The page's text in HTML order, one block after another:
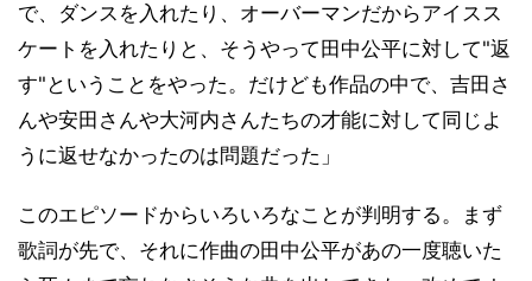
で、ダンスを入れたり、オーバーマンだからアイスス
ケートを入れたりと、そうやって田中公平に対して"返
す"ということをやった。だけども作品の中で、吉田さ
んや安田さんや大河内さんたちの才能に対して同じよ
うに返せなかったのは問題だった」
このエピソードからいろいろなことが判明する。まず
歌詞が先で、それに作曲の田中公平があの一度聴いた